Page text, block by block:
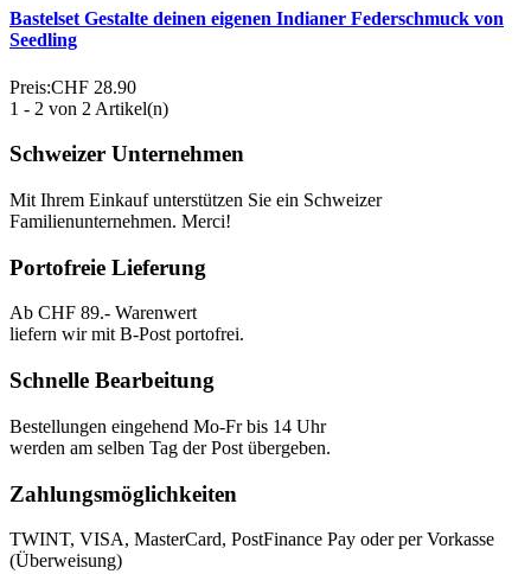
Bastelset Gestalte deinen eigenen Indianer Federschmuck von
Seedling
Preis:CHF 28.90
1 - 2 von 2 Artikel(n)
Schweizer Unternehmen
Mit Ihrem Einkauf unterstützen Sie ein Schweizer
Familienunternehmen. Merci!
Portofreie Lieferung
Ab CHF 89.- Warenwert
liefern wir mit B-Post portofrei.
Schnelle Bearbeitung
Bestellungen eingehend Mo-Fr bis 14 Uhr
werden am selben Tag der Post übergeben.
Zahlungsmöglichkeiten
TWINT, VISA, MasterCard, PostFinance Pay oder per Vorkasse
(Überweisung)